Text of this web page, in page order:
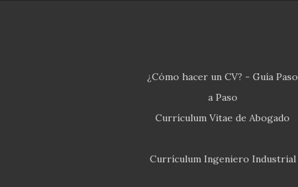
¿Cómo hacer un CV? - Guía Paso
a Paso
Currículum Vitae de Abogado
Currículum Ingeniero Industrial